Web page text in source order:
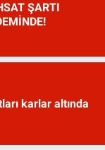
ŞARTI
karlar altında